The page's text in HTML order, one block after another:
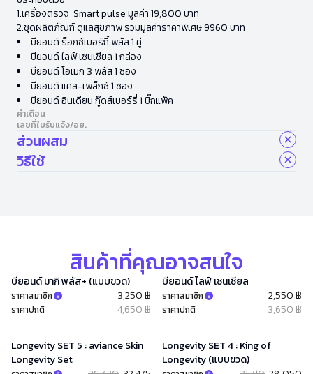
1.เครื่องตรวจ Smart pulse มูลค่า 19,800 บาท
2.ชุดผลิตภัณฑ์ ดูแลสุขภาพ รวมมูลค่าราคาพิเศษ 9960 บาท
บียอนด์ ร็อกซ์เบอร์กี้ พลัส 1 คู่
บียอนด์ ไลฟ์ เซนเชียล 1 กล่อง
บียอนด์ โอเมก 3 พลัส 1 ซอง
บียอนด์ แคล-เพล็กซ์ 1 ซอง
บียอนด์ อินเดียน กู๊ดส์เบอร์รี่ 1 บิ๊กแพ็ค
คำเตือน
เลขที่ใบรับแจ้ง/อย.
ส่วนผสม
วิธีใช้
สินค้าที่คุณอาจสนใจ
บียอนด์ มากิ พลัส+ (แบบขวด)
ราคาสมาชิก 3,250 ฿
ราคาปกติ 4,650 ฿
บียอนด์ ไลฟ์ เซนเชียล
ราคาสมาชิก 2,550 ฿
ราคาปกติ 3,650 ฿
Longevity SET 5 : aviance Skin
Longevity Set
Longevity SET 4 : King of
Longevity (แบบขวด)